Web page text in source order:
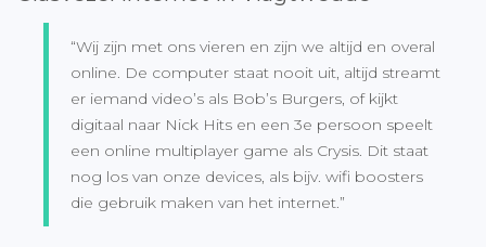
“Wij zijn met ons vieren en zijn we altijd en overal
online. De computer staat nooit uit, altijd streamt
er iemand video’s als Bob’s Burgers, of kijkt
digitaal naar Nick Hits en een 3e persoon speelt
een online multiplayer game als Crysis. Dit staat
nog los van onze devices, als bijv. wifi boosters
die gebruik maken van het internet.”